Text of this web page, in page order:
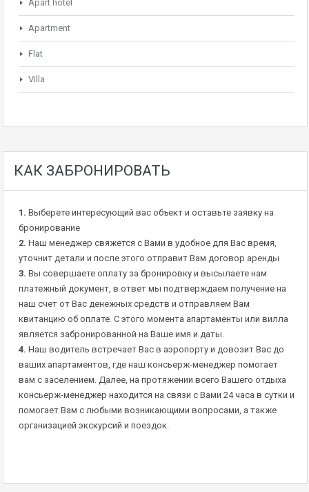
Apart hotel
Apartment
Flat
Villa
КАК ЗАБРОНИРОВАТЬ
1. Выберете интересующий вас объект и оставьте заявку на
бронирование
2. Наш менеджер свяжется с Вами в удобное для Вас время,
уточнит детали и после этого отправит Вам договор аренды
3. Вы совершаете оплату за бронировку и высылаете нам
платежный документ, в ответ мы подтверждаем получение на
наш счет от Вас денежных средств и отправляем Вам
квитанцию об оплате. С этого момента апартаменты или вилла
является забронированной на Ваше имя и даты.
4. Наш водитель встречает Вас в аэропорту и довозит Вас до
ваших апартаментов, где наш консьерж-менеджер помогает
вам с заселением. Далее, на протяжении всего Вашего отдыха
консьерж-менеджер находится на связи с Вами 24 часа в сутки и
помогает Вам с любыми возникающими вопросами, а также
организацией экскурсий и поездок.